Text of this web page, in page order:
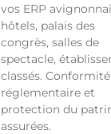
vos ERP
hôtels, palais des
congrès, salles de
spectacle,
classés. Conformité
réglementaire et
protection du
assurées.